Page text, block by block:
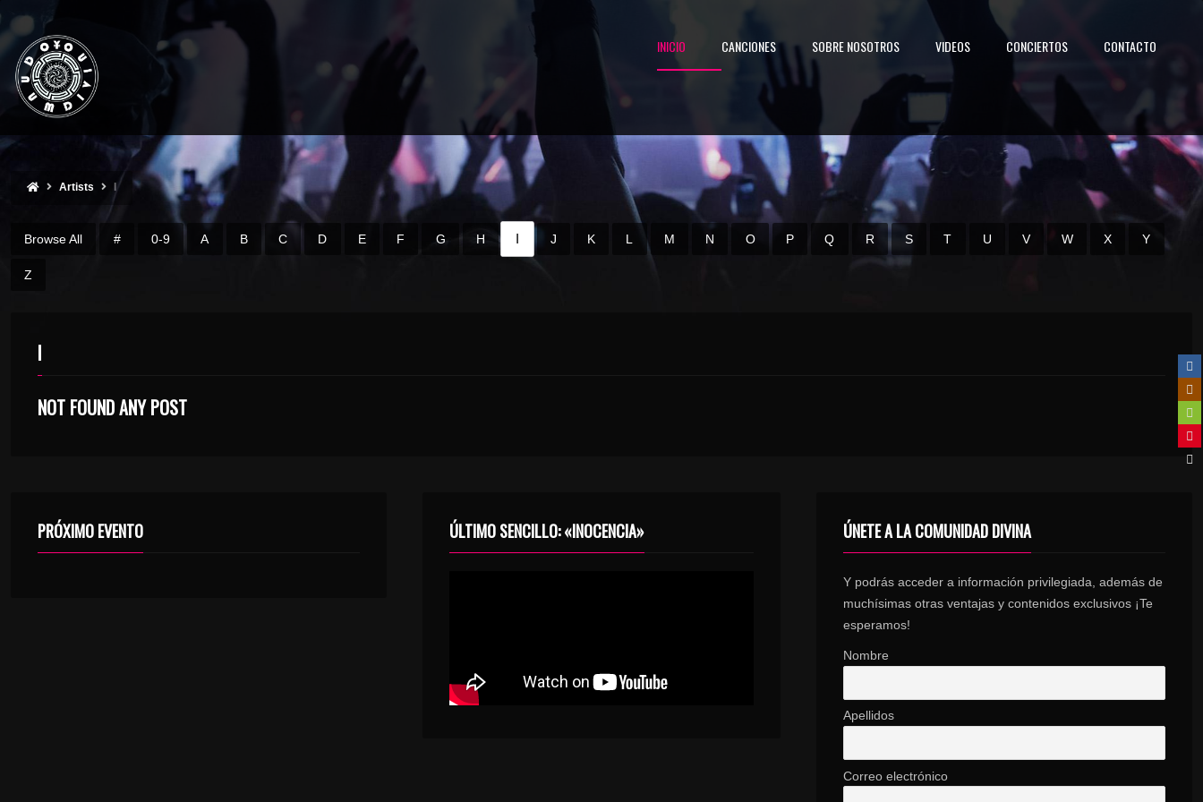
INICIO CANCIONES SOBRE NOSOTROS VIDEOS CONCIERTOS CONTACTO
Artists
Browse All # 0-9 A B C D E F G H I J K L M N O P Q R S T U V W X Y
Z
I
NOT FOUND ANY POST
PRÓXIMO EVENTO ÚLTIMO SENCILLO: «INOCENCIA» ÚNETE A LA COMUNIDAD DIVINA
Y podrás acceder a información privilegiada, además de
muchísimas otras ventajas y contenidos exclusivos ¡Te
esperamos!
Nombre
Apellidos
Correo electrónico